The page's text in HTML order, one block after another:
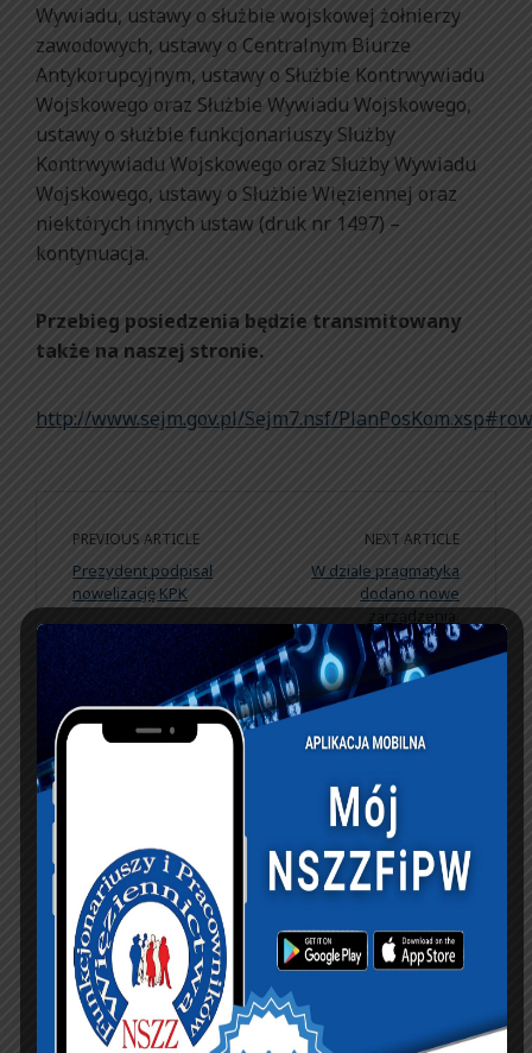
Wywiadu, ustawy o służbie wojskowej żołnierzy
zawodowych, ustawy o Centralnym Biurze
Antykorupcyjnym, ustawy o Służbie Kontrwywiadu
Wojskowego oraz Służbie Wywiadu Wojskowego,
ustawy o służbie funkcjonariuszy Służby
Kontrwywiadu Wojskowego oraz Służby Wywiadu
Wojskowego, ustawy o Służbie Więziennej oraz
niektórych innych ustaw (druk nr 1497) –
kontynuacja.
Przebieg posiedzenia będzie transmitowany
także na naszej stronie.
http://www.sejm.gov.pl/Sejm7.nsf/
PREVIOUS ARTICLE
Prezydent podpisał
nowelizację KPK
NEXT ARTICLE
W dziale pragmatyka
dodano nowe
zarządzenia.
KSIĘGA GOŚCI:
Zobacz księgę
dopisz do księgi
NASZ FACEBOOK